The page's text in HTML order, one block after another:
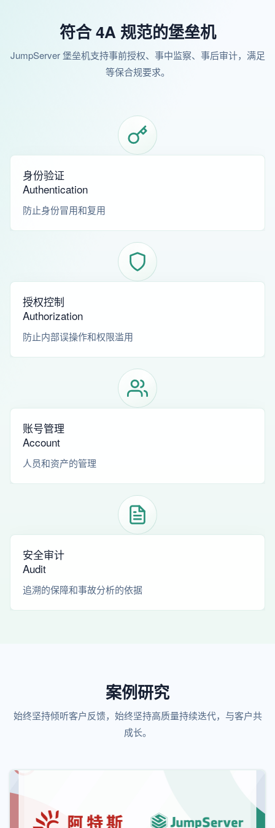
符合 4A 规范的堡垒机
JumpServer 堡垒机支持事前授权、事中监察、事后审计，满足
等保合规要求。
身份验证
Authentication
防止身份冒用和复用
授权控制
Authorization
防止内部误操作和权限滥用
账号管理
Account
人员和资产的管理
安全审计
Audit
追溯的保障和事故分析的依据
案例研究
始终坚持倾听客户反馈，始终坚持高质量持续迭代，与客户共
成长。